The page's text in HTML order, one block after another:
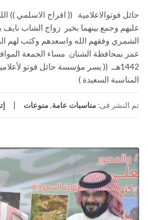
حائل فوتوالاعلامية (( افراح الاسلمي ))
عليهم وجمع بينهما بخير زواج الشاب
الشمري وفقهم الله واسعدهم وكتب لهم
1442هــ (( يسر مؤسسة حائل فوتو
المناسبة السعيدة )
تم النشر فى: مناسبات عامة,منوعات